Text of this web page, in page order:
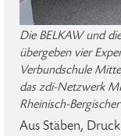
Die BELKAW und
übergeben vier
Verbundschule
das zdi-Netzwerk
Rheinisch-
Aus Stäben,